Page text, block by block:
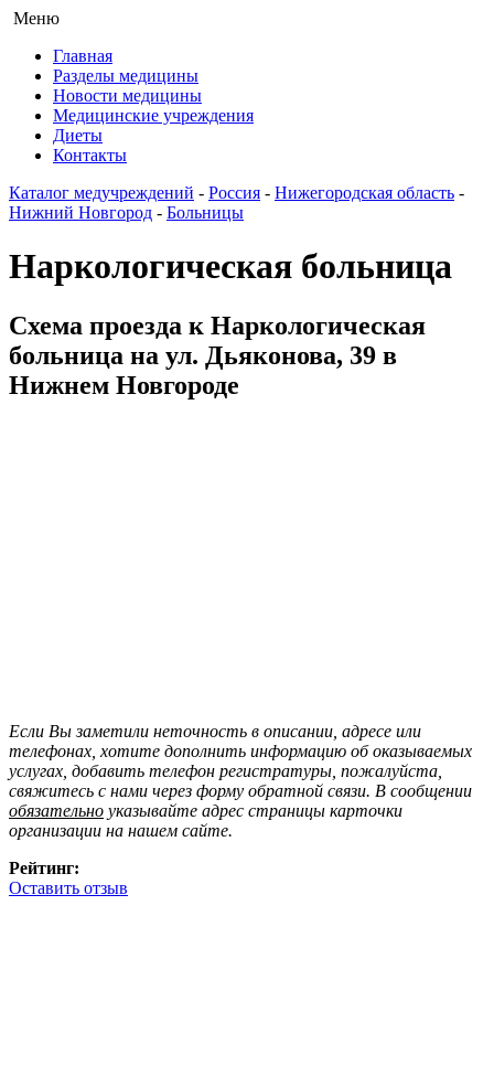
Меню
Главная
Разделы медицины
Новости медицины
Медицинские учреждения
Диеты
Контакты
Каталог медучреждений - Россия - Нижегородская область -
Нижний Новгород - Больницы
Наркологическая больница
Схема проезда к Наркологическая
больница на ул. Дьяконова, 39 в
Нижнем Новгороде
Если Вы заметили неточность в описании, адресе или
телефонах, хотите дополнить информацию об оказываемых
услугах, добавить телефон регистратуры, пожалуйста,
свяжитесь с нами через форму обратной связи. В сообщении
обязательно указывайте адрес страницы карточки
организации на нашем сайте.
Рейтинг:
Оставить отзыв